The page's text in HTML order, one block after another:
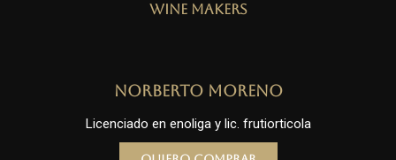
Wine Makers
Norberto Moreno
Licenciado en enoliga y lic. frutiorticola